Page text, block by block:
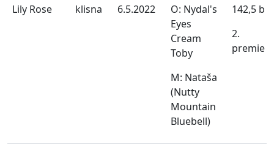
Lily Rose klisna 6.5.2022
O: Nydal's
Eyes
Cream
Toby
M: Nataša
(Nutty
Mountain
Bluebell)
142,5 b
2.
premie